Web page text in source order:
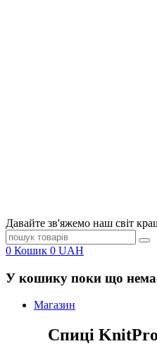
Давайте зв'яжемо наш світ
0 Кошик 0 UAH
У кошику поки що
Магазин
Спиці